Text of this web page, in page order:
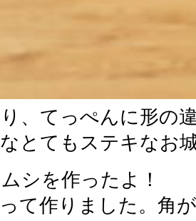
、てっぺんに形の
とてもステキなお
シを作ったよ！
て作りました。角